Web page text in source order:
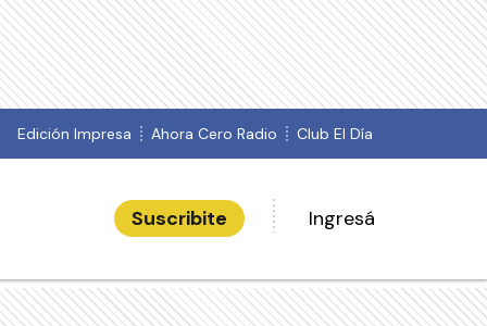
Edición Impresa Ahora Cero Radio Club El Día
Suscribite Ingresá